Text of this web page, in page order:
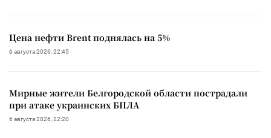
Цена нефти Brent поднялась на 5%
6 августа 2026, 22:45
Мирные жители Белгородской области пострадали
при атаке украинских БПЛА
6 августа 2026, 22:20